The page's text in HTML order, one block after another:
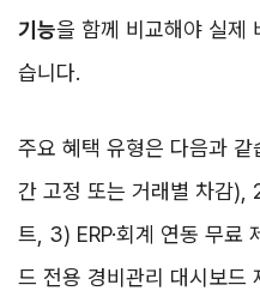
기능을 함께 비교해야 실제
습니다.
주요 혜택 유형은 다음과
간 고정 또는 거래별 차감),
트, 3) ERP·회계 연동 무료
드 전용 경비관리 대시보드